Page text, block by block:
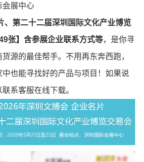
会展中心
、第二十二届深圳国际文化产业博览
张】含参展企业联系方式等，是你寻
源的最佳帮手。不用再东奔西跑，
也能寻找好的产品与项目！如果说
系客服在线下载。